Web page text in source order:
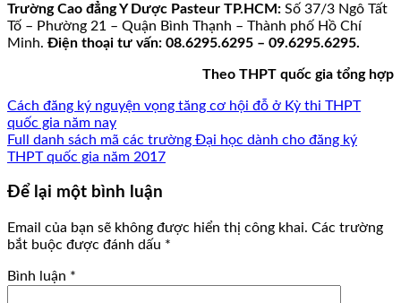
Trường Cao đẳng Y Dược Pasteur TP.HCM: Số 37/3 Ngô Tất
Tố – Phường 21 – Quận Bình Thạnh – Thành phố Hồ Chí
Minh. Điện thoại tư vấn: 08.6295.6295 – 09.6295.6295.
Theo THPT quốc gia tổng hợp
Cách đăng ký nguyện vọng tăng cơ hội đỗ ở Kỳ thi THPT
quốc gia năm nay
Full danh sách mã các trường Đại học dành cho đăng ký
THPT quốc gia năm 2017
Để lại một bình luận
Email của bạn sẽ không được hiển thị công khai. Các trường
bắt buộc được đánh dấu *
Bình luận *